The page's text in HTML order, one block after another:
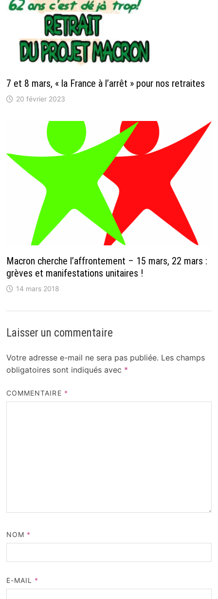
7 et 8 mars, « la France à l’arrêt » pour nos retraites
20 février 2023
Macron cherche l’affrontement – 15 mars, 22 mars :
grèves et manifestations unitaires !
14 mars 2018
Laisser un commentaire
Votre adresse e-mail ne sera pas publiée. Les champs
obligatoires sont indiqués avec *
COMMENTAIRE *
NOM *
E-MAIL *